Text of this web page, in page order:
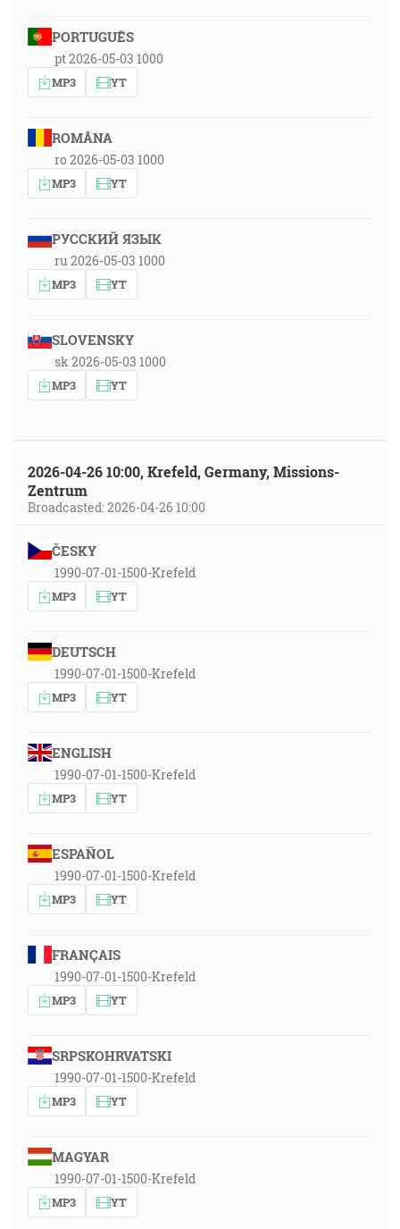
PORTUGUÊS
pt 2026-05-03 1000
MP3 YT
ROMÂNA
ro 2026-05-03 1000
MP3 YT
РУССКИЙ ЯЗЫК
ru 2026-05-03 1000
MP3 YT
SLOVENSKY
sk 2026-05-03 1000
MP3 YT
2026-04-26 10:00, Krefeld, Germany, Missions-
Zentrum
Broadcasted: 2026-04-26 10:00
ČESKY
1990-07-01-1500-Krefeld
MP3 YT
DEUTSCH
1990-07-01-1500-Krefeld
MP3 YT
ENGLISH
1990-07-01-1500-Krefeld
MP3 YT
ESPAÑOL
1990-07-01-1500-Krefeld
MP3 YT
FRANÇAIS
1990-07-01-1500-Krefeld
MP3 YT
SRPSKOHRVATSKI
1990-07-01-1500-Krefeld
MP3 YT
MAGYAR
1990-07-01-1500-Krefeld
MP3 YT